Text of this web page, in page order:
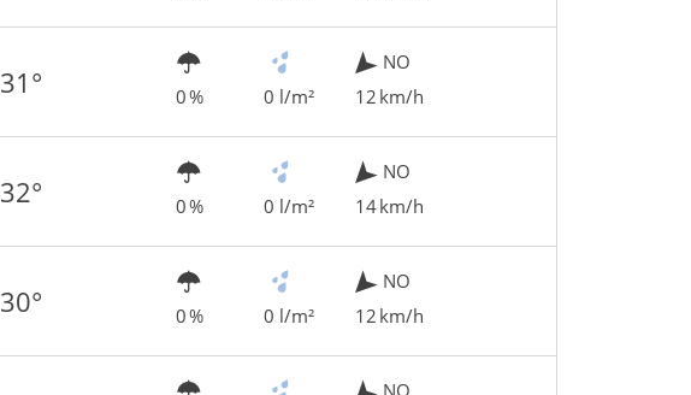
31° 0 % 0 l/m²
NO
12 km/h
32° 0 % 0 l/m²
NO
14 km/h
30° 0 % 0 l/m²
NO
12 km/h
NO